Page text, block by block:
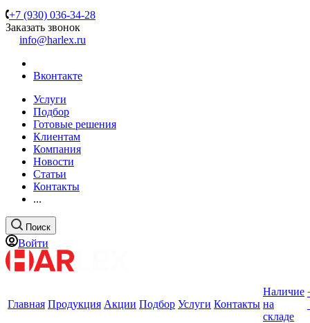
+7 (930) 036-34-28
Заказать звонок
info@harlex.ru
Вконтакте
Услуги
Подбор
Готовые решения
Клиентам
Компания
Новости
Статьи
Контакты
...
Поиск
Войти
Главная Продукция Акции Подбор Услуги Контакты
Наличие
на
складе